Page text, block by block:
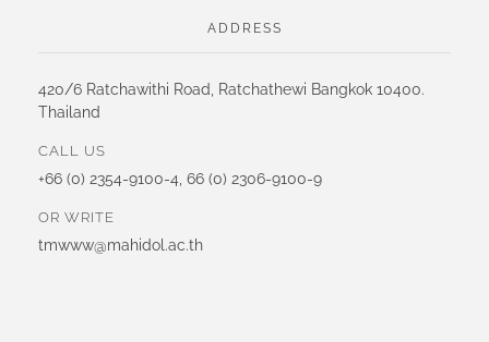
ADDRESS
420/6 Ratchawithi Road, Ratchathewi Bangkok 10400.
Thailand
CALL US
+66 (0) 2354-9100-4, 66 (0) 2306-9100-9
OR WRITE
tmwww@mahidol.ac.th